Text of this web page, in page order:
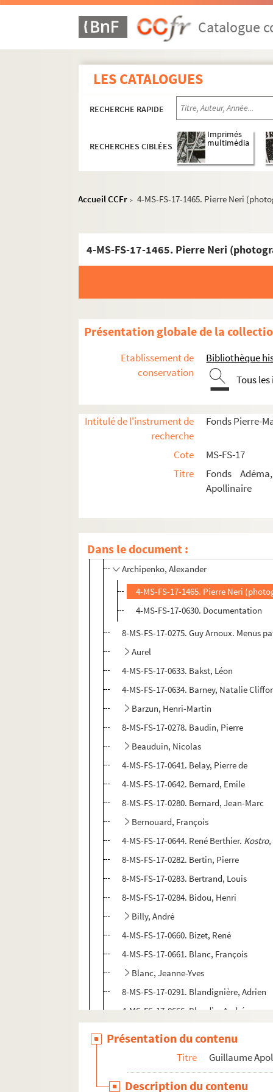
Catalogue
LES CATALOGUES
RECHERCHE RAPIDE
RECHERCHES CIBLÉES
Imprimés
multimédia
Accueil CCFr > 4-MS-FS-17-1465. Pierre Neri
4-MS-FS-17-1465. Pierre Neri
Présentation globale de la
Etablissement de
conservation
Bibliothèque
Tous
Intitulé de l'instrument de
recherche
Fonds Pierre-
Cote
MS-FS-17
Titre
Fonds
Apollinaire
Dans le document :
Guillaume Apollinaire
Correspondance
Biographie
Etudes
Documents en vente
Célébration et rayonnement
Personnalités liées
4-MS-FS-17-0620. Aegerter, Emmanuel
4-MS-FS-17-0622. Albalat, Antoine
Albert-Birot, Pierre
8-MS-FS-17-0273. Allais, Paul
8-MS-FS-17-0274. Allard, Roger
4-MS-FS-17-0626. Amaro, Luigi
4-MS-FS-17-0628. Aragon, Louis
4-MS-FS-17-0629. Arbouin, Gabriel
Archipenko, Alexander
4-MS-FS-17-1465. Pierre Neri
4-MS-FS-17-0630. Documentation
8-MS-FS-17-0275. Guy Arnoux. Menus
Aurel
4-MS-FS-17-0633. Bakst, Léon
4-MS-FS-17-0634. Barney, Natalie
Barzun, Henri-Martin
8-MS-FS-17-0278. Baudin, Pierre
Beauduin, Nicolas
4-MS-FS-17-0641. Belay, Pierre de
4-MS-FS-17-0642. Bernard, Emile
8-MS-FS-17-0280. Bernard, Jean-Marc
Bernouard, François
4-MS-FS-17-0644. René Berthier. Kostro,
8-MS-FS-17-0282. Bertin, Pierre
8-MS-FS-17-0283. Bertrand, Louis
8-MS-FS-17-0284. Bidou, Henri
Billy, André
4-MS-FS-17-0660. Bizet, René
4-MS-FS-17-0661. Blanc, François
Blanc, Jeanne-Yves
8-MS-FS-17-0291. Blandignière, Adrien
4-MS-FS-17-0666. Blandin, André
4-MS-FS-17-0670. Boès, Karl
Présentation du contenu
Titre Guillaume
Description du contenu